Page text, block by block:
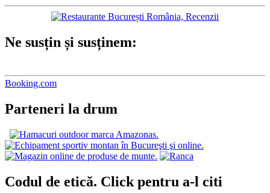
Ne susțin și susținem:
Booking.com
Parteneri la drum
Codul de etică. Click pentru a-l citi